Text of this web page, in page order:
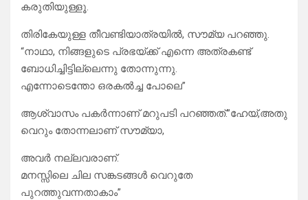
കരുതിയുള്ളൂ.
തിരികേയുള്ള തീവണ്ടിയാത്രയിൽ, സൗമ്യ പറഞ്ഞു.
“നാഥാ, നിങ്ങളുടെ പ്രഭയ്ക്ക് എന്നെ അത്രകണ്ട്
ബോധിച്ചിട്ടില്ലെന്നു തോന്നുന്നു.
എന്നോടെന്തോ ഒരകൽച്ച പോലെ”
ആശ്വാസം പകർന്നാണ് മറുപടി പറഞ്ഞത്.”ഹേയ്,അതു
വെറും തോന്നലാണ് സൗമ്യാ,
അവർ നല്ലവരാണ്.
മനസ്സിലെ ചില സങ്കടങ്ങൾ വെറുതേ
പുറത്തുവന്നതാകാം”